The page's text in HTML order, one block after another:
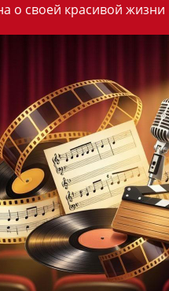
о своей красивой жизни